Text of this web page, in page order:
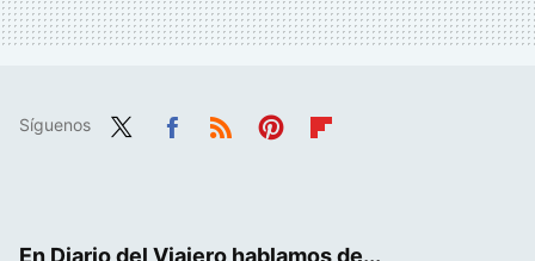
Síguenos
En Diario del Viajero hablamos de...